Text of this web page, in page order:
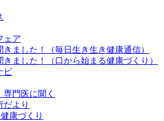
ェア
きました！（毎日生き生き健康通信）
ました！（口から始まる健康づくり）
ビ
門医に聞く
だより
康づくり